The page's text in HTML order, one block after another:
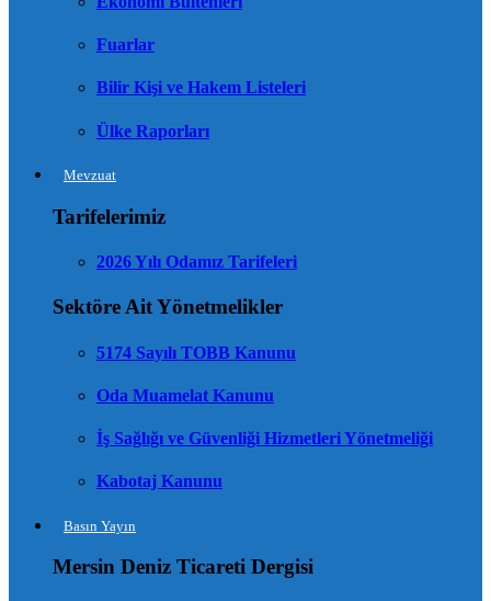
Fuarlar
Bilir Kişi ve Hakem Listeleri
Ülke Raporları
Mevzuat
Tarifelerimiz
2026 Yılı Odamız Tarifeleri
Sektöre Ait Yönetmelikler
5174 Sayılı TOBB Kanunu
Oda Muamelat Kanunu
İş Sağlığı ve Güvenliği Hizmetleri Yönetmeliği
Kabotaj Kanunu
Basın Yayın
Mersin Deniz Ticareti Dergisi